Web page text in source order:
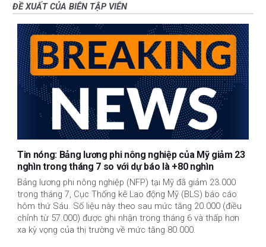
ĐỀ XUẤT CỦA BIÊN TẬP VIÊN
Tin nóng: Bảng lương phi nông nghiệp của Mỹ giảm 23
nghìn trong tháng 7 so với dự báo là +80 nghìn
Bảng lương phi nông nghiệp (NFP) tại Mỹ đã giảm 23.000
trong tháng 7, Cục Thống kê Lao động Mỹ (BLS) báo cáo
hôm thứ Sáu. Số liệu này theo sau mức tăng 20.000 (điều
chỉnh từ 57.000) được ghi nhận trong tháng 6 và thấp hơn
xa kỳ vọng của thị trường về mức tăng 80.000.